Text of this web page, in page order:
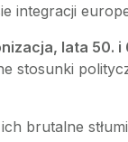
integracji
lata 50. i
stosunki
brutalne